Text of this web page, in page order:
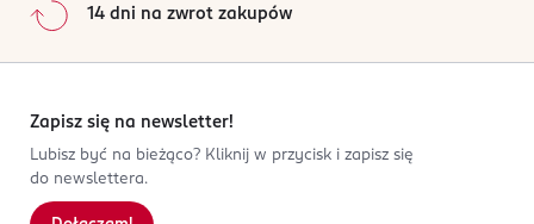
Isernhägener Straße 16
48426139700
DE-Niemcy
Kod EAN
4
0%
2
1
0%
14 dni na zwrot zakupów
Zapisz się na newsletter!
Lubisz być na bieżąco? Kliknij w przycisk i zapisz się
do newslettera.